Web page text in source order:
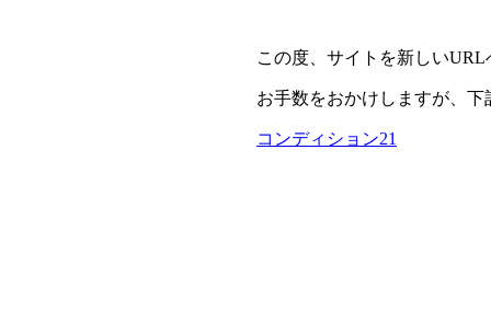
この度、サイトを新しい
お手数をおかけしますが、
コンディション21